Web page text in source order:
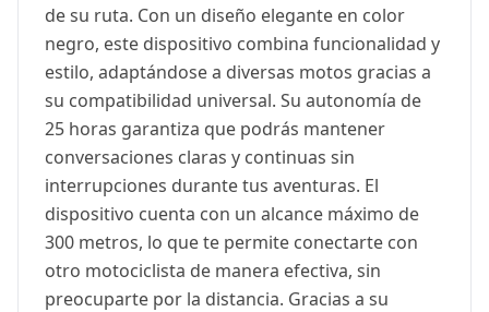
de su ruta. Con un diseño elegante en color
negro, este dispositivo combina funcionalidad y
estilo, adaptándose a diversas motos gracias a
su compatibilidad universal. Su autonomía de
25 horas garantiza que podrás mantener
conversaciones claras y continuas sin
interrupciones durante tus aventuras. El
dispositivo cuenta con un alcance máximo de
300 metros, lo que te permite conectarte con
otro motociclista de manera efectiva, sin
preocuparte por la distancia. Gracias a su